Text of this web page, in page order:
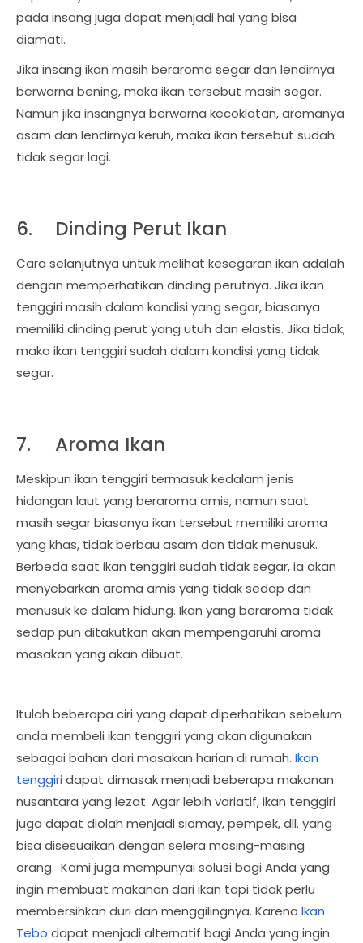
pada insang juga dapat menjadi hal yang bisa
diamati.
Jika insang ikan masih beraroma segar dan lendirnya
berwarna bening, maka ikan tersebut masih segar.
Namun jika insangnya berwarna kecoklatan, aromanya
asam dan lendirnya keruh, maka ikan tersebut sudah
tidak segar lagi.
6. Dinding Perut Ikan
Cara selanjutnya untuk melihat kesegaran ikan adalah
dengan memperhatikan dinding perutnya. Jika ikan
tenggiri masih dalam kondisi yang segar, biasanya
memiliki dinding perut yang utuh dan elastis. Jika tidak,
maka ikan tenggiri sudah dalam kondisi yang tidak
segar.
7. Aroma Ikan
Meskipun ikan tenggiri termasuk kedalam jenis
hidangan laut yang beraroma amis, namun saat
masih segar biasanya ikan tersebut memiliki aroma
yang khas, tidak berbau asam dan tidak menusuk.
Berbeda saat ikan tenggiri sudah tidak segar, ia akan
menyebarkan aroma amis yang tidak sedap dan
menusuk ke dalam hidung. Ikan yang beraroma tidak
sedap pun ditakutkan akan mempengaruhi aroma
masakan yang akan dibuat.
Itulah beberapa ciri yang dapat diperhatikan sebelum
anda membeli ikan tenggiri yang akan digunakan
sebagai bahan dari masakan harian di rumah. Ikan
tenggiridapat dimasak menjadi beberapa makanan
nusantara yang lezat. Agar lebih variatif, ikan tenggiri
juga dapat diolah menjadi siomay, pempek, dll. yang
bisa disesuaikan dengan selera masing-masing
orang. Kami juga mempunyai solusi bagi Anda yang
ingin membuat makanan dari ikan tapi tidak perlu
membersihkan duri dan menggilingnya. Karena Ikan
Tebo dapat menjadi alternatif bagi Anda yang ingin